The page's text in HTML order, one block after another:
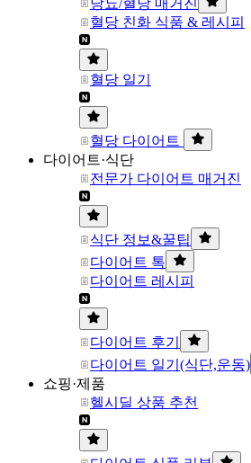
당뇨/혈당 매거진
혈당 친화 식품 & 레시피
혈당 일기
혈당 다이어트
다이어트·식단
전문가 다이어트 매거진
식단 정보&꿀팁
다이어트 톡
다이어트 레시피
다이어트 후기
다이어트 일기(식단,운동)
쇼핑·제품
헬시딜 상품 추천